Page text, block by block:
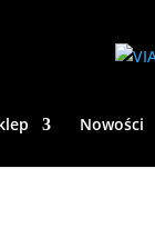
Nowości